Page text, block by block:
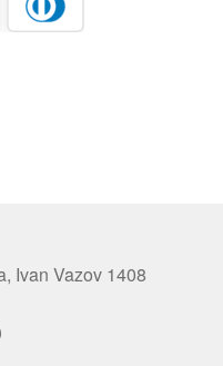
Ivan Vazov 1408